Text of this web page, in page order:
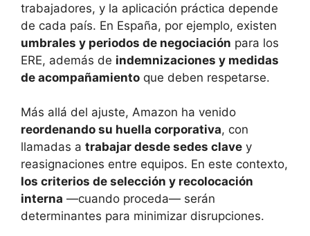
trabajadores, y la aplicación práctica depende
de cada país. En España, por ejemplo, existen
umbrales y periodos de negociación para los
ERE, además de indemnizaciones y medidas
de acompañamiento que deben respetarse.
Más allá del ajuste, Amazon ha venido
reordenando su huella corporativa, con
llamadas a trabajar desde sedes clave y
reasignaciones entre equipos. En este contexto,
los criterios de selección y recolocación
interna —cuando proceda— serán
determinantes para minimizar disrupciones.